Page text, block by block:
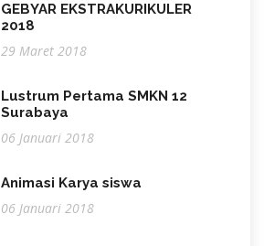
GEBYAR EKSTRAKURIKULER
2018
29 Maret 2018
Lustrum Pertama SMKN 12
Surabaya
06 Januari 2018
Animasi Karya siswa
06 Januari 2018